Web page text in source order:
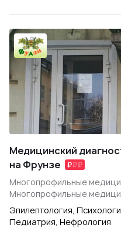
Медицинский
на Фрунзе
Многопрофильные
Многопрофильные
Эпилептология,
Педиатрия, Нефрология